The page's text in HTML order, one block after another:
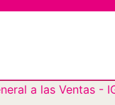
a las Ventas -